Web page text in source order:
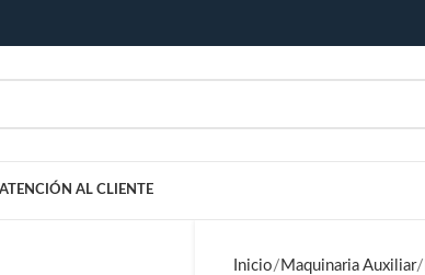
ATENCIÓN AL CLIENTE
Inicio Maquinaria Auxiliar